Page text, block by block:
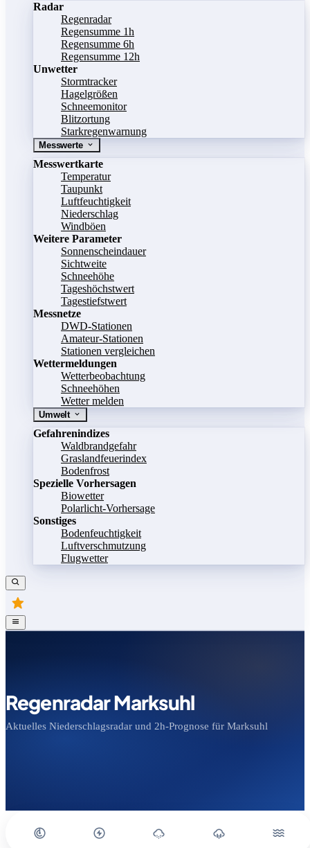
Radar
Regenradar
Regensumme 1h
Regensumme 6h
Regensumme 12h
Unwetter
Stormtracker
Hagelgrößen
Schneemonitor
Blitzortung
Starkregenwarnung
Messwerte
Messwertkarte
Temperatur
Taupunkt
Luftfeuchtigkeit
Niederschlag
Windböen
Weitere Parameter
Sonnenscheindauer
Sichtweite
Schneehöhe
Tageshöchstwert
Tagestiefstwert
Messnetze
DWD-Stationen
Amateur-Stationen
Stationen vergleichen
Wettermeldungen
Wetterbeobachtung
Schneehöhen
Wetter melden
Umwelt
Gefahrenindizes
Waldbrandgefahr
Graslandfeuerindex
Bodenfrost
Spezielle Vorhersagen
Biowetter
Polarlicht-Vorhersage
Sonstiges
Bodenfeuchtigkeit
Luftverschmutzung
Flugwetter
Regenradar Marksuhl
Aktuelles Niederschlagsradar und 2h-Prognose für Marksuhl